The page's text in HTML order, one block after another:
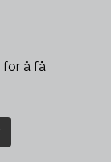
for å få